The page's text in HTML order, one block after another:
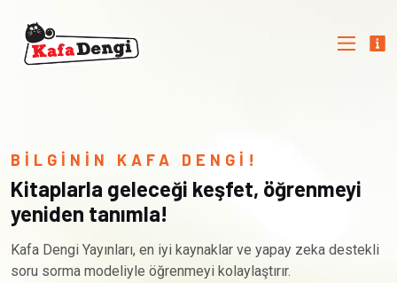
BİLGİNİN KAFA DENGİ!
Kitaplarla geleceği keşfet, öğrenmeyi
yeniden tanımla!
Kafa Dengi Yayınları, en iyi kaynaklar ve yapay zeka destekli
soru sorma modeliyle öğrenmeyi kolaylaştırır.